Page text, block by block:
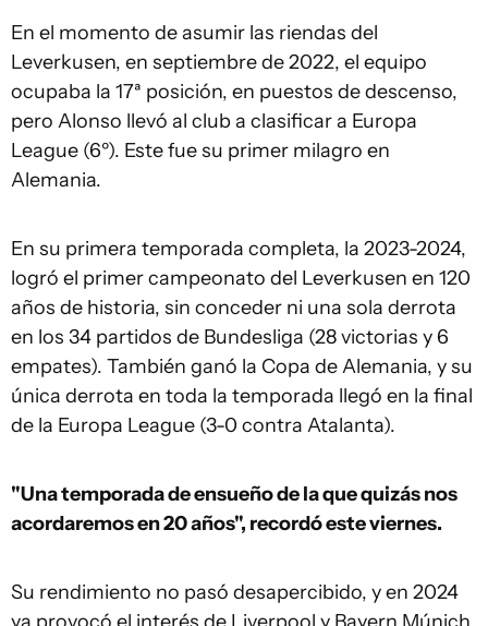
En el momento de asumir las riendas del
Leverkusen, en septiembre de 2022, el equipo
ocupaba la 17ª posición, en puestos de descenso,
pero Alonso llevó al club a clasificar a Europa
League (6º). Este fue su primer milagro en
Alemania.
En su primera temporada completa, la 2023-2024,
logró el primer campeonato del Leverkusen en 120
años de historia, sin conceder ni una sola derrota
en los 34 partidos de Bundesliga (28 victorias y 6
empates). También ganó la Copa de Alemania, y su
única derrota en toda la temporada llegó en la final
de la Europa League (3-0 contra Atalanta).
"Una temporada de ensueño de la que quizás nos
acordaremos en 20 años", recordó este viernes.
Su rendimiento no pasó desapercibido, y en 2024